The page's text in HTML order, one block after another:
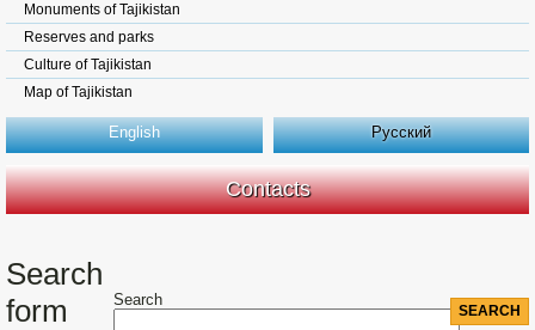
Monuments of Tajikistan
Reserves and parks
Culture of Tajikistan
Map of Tajikistan
English Русский
Contacts
Search
form
Search